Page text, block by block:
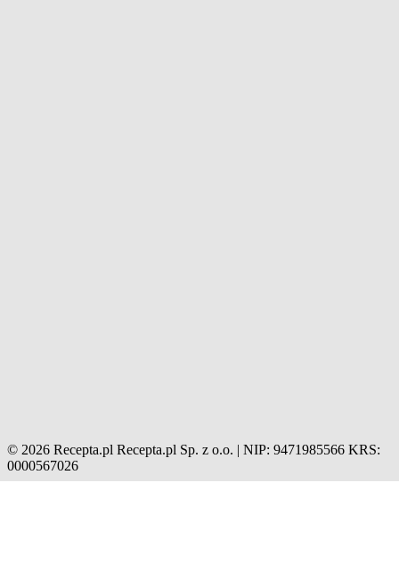
© 2026 Recepta.pl Recepta.pl Sp. z o.o. | NIP: 9471985566 KRS:
0000567026